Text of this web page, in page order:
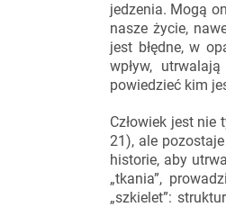
jedzenia. Mogą
nasze życie,
jest błędne, w
wpływ,
powiedzieć kim
Człowiek jest
21), ale
historie, aby
„tkania”,
„szkielet”: